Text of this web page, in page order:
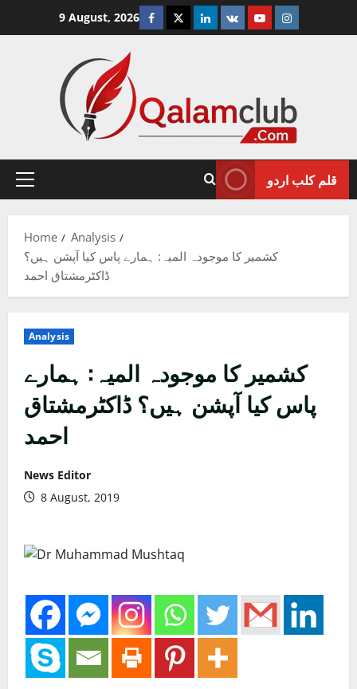
9 August, 2026 Facebook
TwitterLinkedin
VK YoutubeInstagram
Primary
قلم کلب اردو
Home
Analysis
کشمیر کا موجودہ المیہ: ہمارے پاس کیا آپشن ہیں؟
ڈاکٹرمشتاق احمد
Analysis
کشمیر کا موجودہ المیہ: ہمارے
پاس کیا آپشن ہیں؟ ڈاکٹرمشتاق
احمد
News Editor
8 August, 2019